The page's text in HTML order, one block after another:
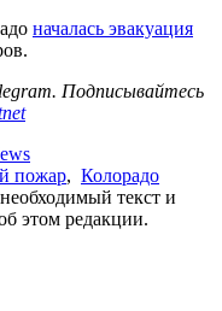
началась эвакуация
Подписывайтесь
пожар, Колорадо
текст и
этом редакции.